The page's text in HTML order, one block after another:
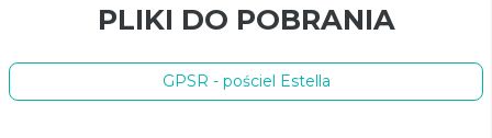
PLIKI DO POBRANIA
GPSR - pościel Estella